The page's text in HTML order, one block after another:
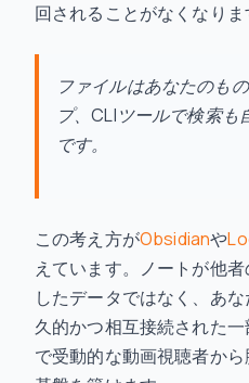
回されることがなくなりま
ファイルはあなたのも
プ、CLIツールで検索も
です。
この考え方がObsidianや
えています。ノートが他
したデータではなく、あ
久的かつ相互接続された
で受動的な動画視聴者か